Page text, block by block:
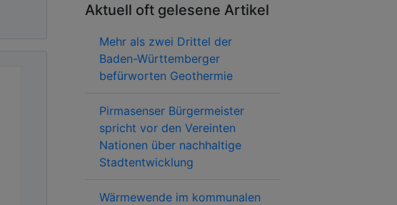
Aktuell oft gelesene Artikel
Mehr als zwei Drittel der
Baden-Württemberger
befürworten Geothermie
Pirmasenser Bürgermeister
spricht vor den Vereinten
Nationen über nachhaltige
Stadtentwicklung
Wärmewende im kommunalen